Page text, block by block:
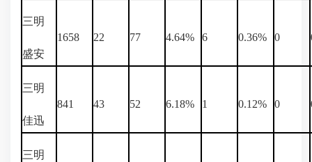
三明
盛安
1658 22 77 4.64% 6 0.36% 0
三明
佳迅
841 43 52 6.18% 1 0.12% 0
三明